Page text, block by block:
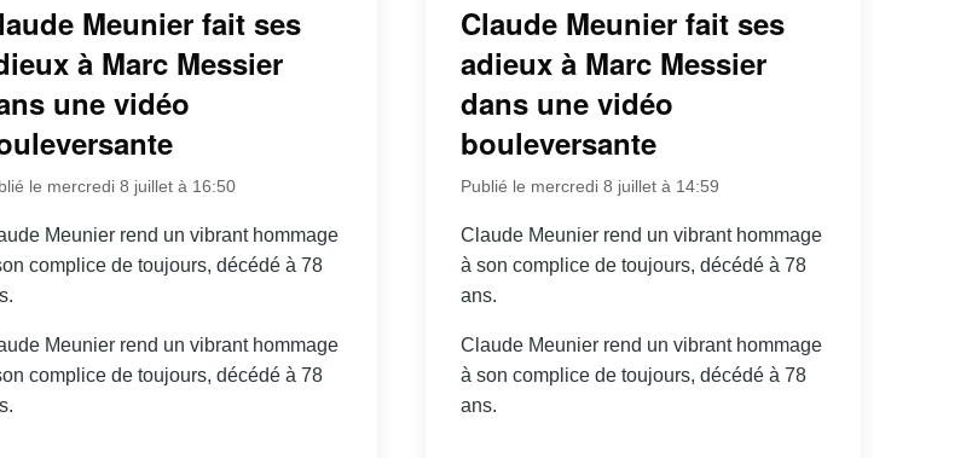
Meunier fait ses
à Marc Messier
une vidéo
le mercredi 8 juillet à 16:50
Meunier rend un vibrant hommage
complice de toujours, décédé à 78
Meunier rend un vibrant hommage
complice de toujours, décédé à 78
Claude Meunier fait ses
adieux à Marc Messier
dans une vidéo
bouleversante
Publié le mercredi 8 juillet à 14:59
Claude Meunier rend un vibrant hommage
à son complice de toujours, décédé à 78
ans.
Claude Meunier rend un vibrant hommage
à son complice de toujours, décédé à 78
ans.